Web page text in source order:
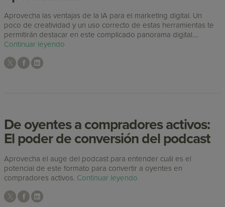
Aprovecha las ventajas de la IA para el marketing digital. Un
poco de creatividad y un uso correcto de estas herramientas te
permitirán destacar en este complicado panorama digital....
Continuar leyendo
De oyentes a compradores activos:
El poder de conversión del podcast
Aprovecha el auge del podcast para entender cuál es el
potencial de este formato para convertir a oyentes en
compradores activos. Continuar leyendo